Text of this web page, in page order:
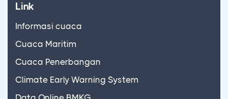
Link
Informasi cuaca
Cuaca Maritim
Cuaca Penerbangan
Climate Early Warning System